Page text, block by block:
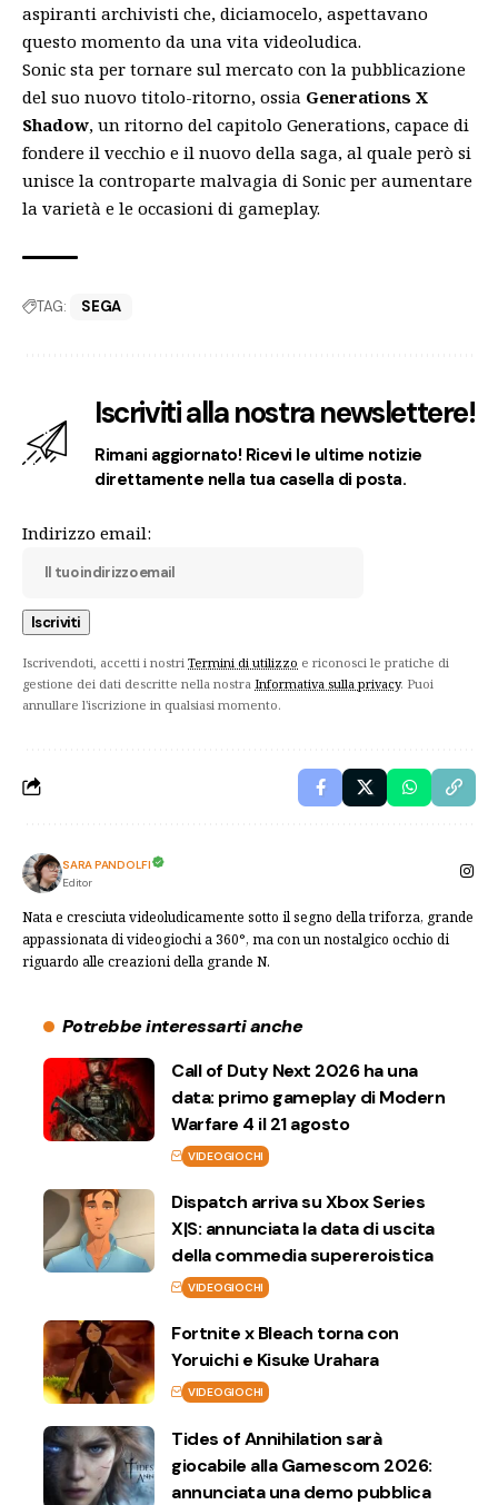
aspiranti archivisti che, diciamocelo, aspettavano
questo momento da una vita videoludica.
Sonic sta per tornare sul mercato con la pubblicazione
del suo nuovo titolo-ritorno, ossia Generations X
Shadow, un ritorno del capitolo Generations, capace di
fondere il vecchio e il nuovo della saga, al quale però si
unisce la controparte malvagia di Sonic per aumentare
la varietà e le occasioni di gameplay.
TAG: SEGA
Iscriviti alla nostra newslettere!
Rimani aggiornato! Ricevi le ultime notizie
direttamente nella tua casella di posta.
Indirizzo email:
Iscrivendoti, accetti i nostri Termini di utilizzo e riconosci le pratiche di
gestione dei dati descritte nella nostra Informativa sulla privacy. Puoi
annullare l'iscrizione in qualsiasi momento.
SARA PANDOLFI
Editor
Nata e cresciuta videoludicamente sotto il segno della triforza, grande
appassionata di videogiochi a 360°, ma con un nostalgico occhio di
riguardo alle creazioni della grande N.
Potrebbe interessarti anche
Call of Duty Next 2026 ha una
data: primo gameplay di Modern
Warfare 4 il 21 agosto
VIDEOGIOCHI
Dispatch arriva su Xbox Series
X|S: annunciata la data di uscita
della commedia supereroistica
VIDEOGIOCHI
Fortnite x Bleach torna con
Yoruichi e Kisuke Urahara
VIDEOGIOCHI
Tides of Annihilation sarà
giocabile alla Gamescom 2026:
annunciata una demo pubblica